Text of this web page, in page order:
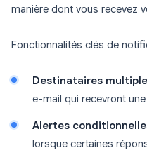
manière dont vous recevez
Fonctionnalités clés de
Destinataires
e-mail qui recevront
Alertes
lorsque certaines